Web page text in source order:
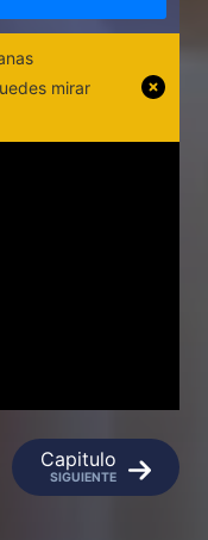
mirar
Capitulo
SIGUIENTE